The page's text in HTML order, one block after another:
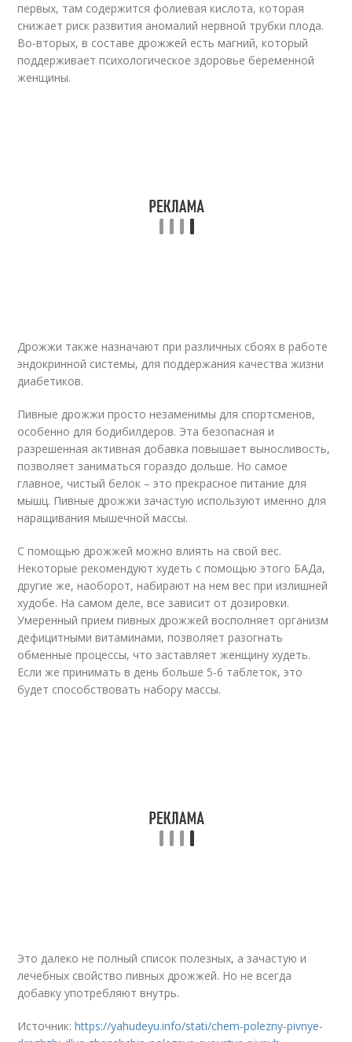
первых, там содержится фолиевая кислота, которая
снижает риск развития аномалий нервной трубки плода.
Во-вторых, в составе дрожжей есть магний, который
поддерживает психологическое здоровье беременной
женщины.
Дрожжи также назначают при различных сбоях в работе
эндокринной системы, для поддержания качества жизни
диабетиков.
Пивные дрожжи просто незаменимы для спортсменов,
особенно для бодибилдеров. Эта безопасная и
разрешенная активная добавка повышает выносливость,
позволяет заниматься гораздо дольше. Но самое
главное, чистый белок – это прекрасное питание для
мышц. Пивные дрожжи зачастую используют именно для
наращивания мышечной массы.
С помощью дрожжей можно влиять на свой вес.
Некоторые рекомендуют худеть с помощью этого БАДа,
другие же, наоборот, набирают на нем вес при излишней
худобе. На самом деле, все зависит от дозировки.
Умеренный прием пивных дрожжей восполняет организм
дефицитными витаминами, позволяет разогнать
обменные процессы, что заставляет женщину худеть.
Если же принимать в день больше 5-6 таблеток, это
будет способствовать набору массы.
Это далеко не полный список полезных, а зачастую и
лечебных свойство пивных дрожжей. Но не всегда
добавку употребляют внутрь.
Источник:https://yahudeyu.info/stati/chem-polezny-pivnye-